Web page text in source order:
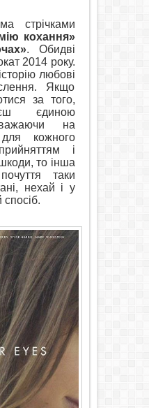
стрічками
кохання»
. Обидві
2014 року.
любові
Якщо
за того,
єдиною
на
кожного
і
то інша
таки
нехай і у
спосіб.